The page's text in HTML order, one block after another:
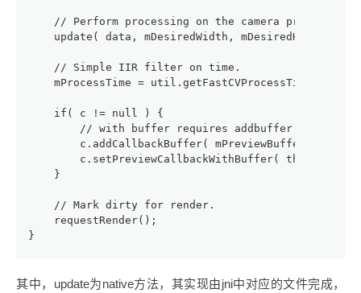
// Perform processing on the camera preview
    update( data, mDesiredWidth, mDesiredHeight );
    // Simple IIR filter on time.
    mProcessTime = util.getFastCVProcessTime();
    if( c != null ) {
// with buffer requires addbuffer each
        c.addCallbackBuffer( mPreviewBuffer );
        c.setPreviewCallbackWithBuffer( this );
    }
    // Mark dirty for render.
    requestRender();
}
其中，update为native方法，其实现由jni中对应的文件完成，